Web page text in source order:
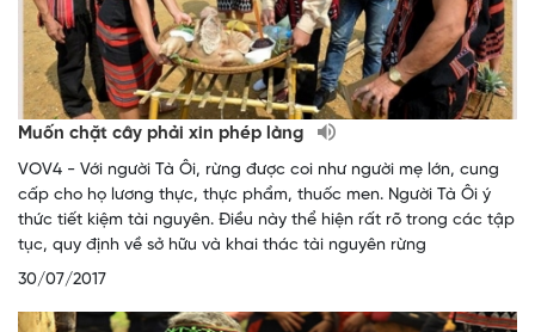
Muốn chặt cây phải xin phép làng
VOV4 - Với người Tà Ôi, rừng được coi như người mẹ lớn, cung
cấp cho họ lương thực, thực phẩm, thuốc men. Người Tà Ôi ý
thức tiết kiệm tài nguyên. Điều này thể hiện rất rõ trong các tập
tục, quy định về sở hữu và khai thác tài nguyên rừng
30/07/2017